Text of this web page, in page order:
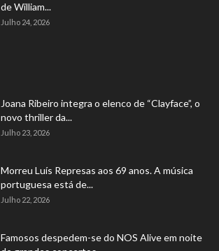
de William...
Julho 24, 2026
Joana Ribeiro integra o elenco de “Clayface”, o
novo thriller da...
Julho 23, 2026
Morreu Luís Represas aos 69 anos. A música
portuguesa está de...
Julho 22, 2026
Famosos despedem-se do NOS Alive em noite